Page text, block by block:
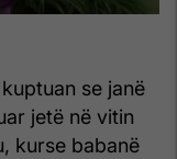
se janë
jetë në vitin
kurse babanë